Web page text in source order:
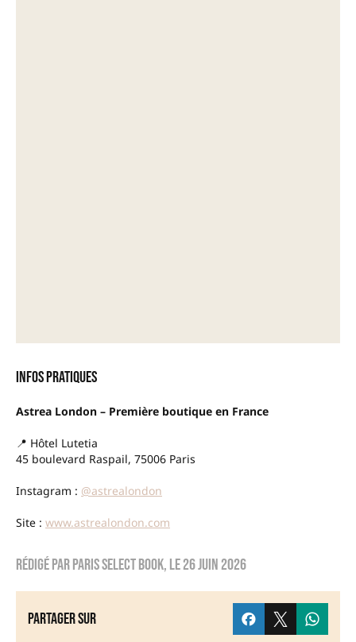
Infos pratiques
Astrea London – Première boutique en France
📍 Hôtel Lutetia
45 boulevard Raspail, 75006 Paris
Instagram : @astrealondon
Site : www.astrealondon.com
Rédigé parParis Select Book, le26 juin 2026
Partager sur